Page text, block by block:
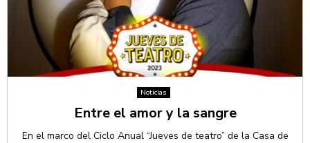
Noticias
Entre el amor y la sangre
En el marco del Ciclo Anual “Jueves de teatro” de la Casa de